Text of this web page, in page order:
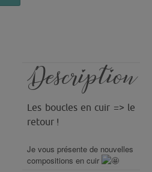
Description
Les boucles en cuir => le
retour !
Je vous présente de nouvelles
compositions en cuir